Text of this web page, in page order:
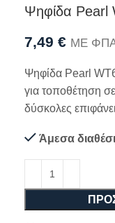
Ψηφίδα Pearl
7,49 € ΜΕ
Ψηφίδα Pearl
για τοποθέτηση
δύσκολες
Άμεσα